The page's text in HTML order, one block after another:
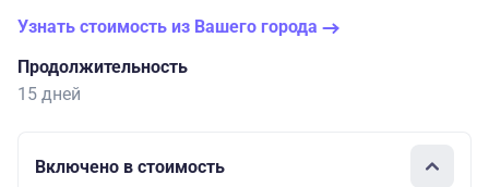
Узнать стоимость из Вашего города
Продолжительность
15 дней
Включено в стоимость